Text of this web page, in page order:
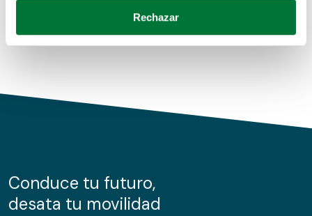
para buscar características específicas (huellas
Obtenga más información sobre cómo se procesan sus
de cookies.
información sobre el uso que haga del sitio web con
nuestros partners de redes sociales, publicidad y análisis
Rechazar
Conduce tu futuro,
desata tu movilidad